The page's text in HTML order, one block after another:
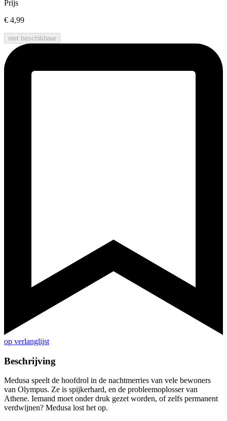
Prijs
€ 4,99
niet beschikbaar
op verlanglijst
Beschrijving
Medusa speelt de hoofdrol in de nachtmerries van vele bewoners
van Olympus. Ze is spijkerhard, en de probleemoplosser van
Athene. Iemand moet onder druk gezet worden, of zelfs permanent
verdwijnen? Medusa lost het op.